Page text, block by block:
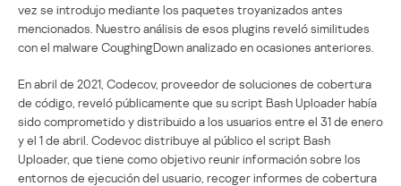
vez se introdujo mediante los paquetes troyanizados antes
mencionados. Nuestro análisis de esos plugins reveló similitudes
con el malware CoughingDown analizado en ocasiones anteriores.
En abril de 2021, Codecov, proveedor de soluciones de cobertura
de código, reveló públicamente que su script Bash Uploader había
sido comprometido y distribuido a los usuarios entre el 31 de enero
y el 1 de abril. Codevoc distribuye al público el script Bash
Uploader, que tiene como objetivo reunir información sobre los
entornos de ejecución del usuario, recoger informes de cobertura